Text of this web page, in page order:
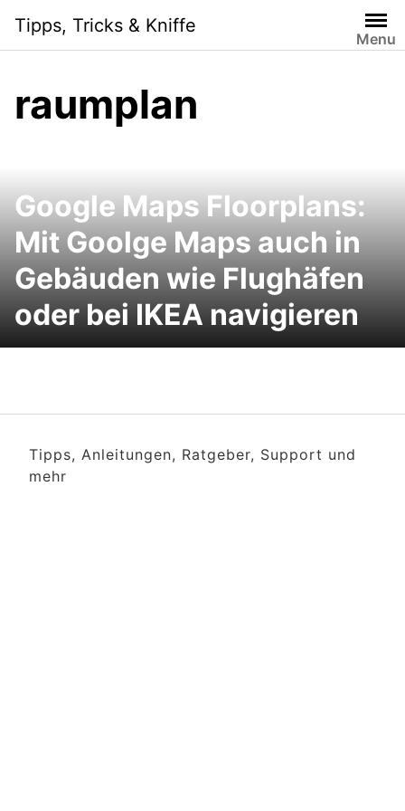
content
Tipps, Tricks & Kniffe
Menu
raumplan
Google Maps Floorplans:
Mit Goolge Maps auch in
Gebäuden wie Flughäfen
oder bei IKEA navigieren
Tipps, Anleitungen, Ratgeber, Support und
mehr